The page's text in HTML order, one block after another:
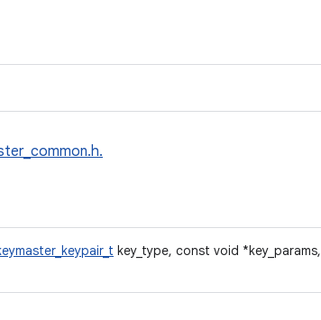
key_type, const void *key_params,